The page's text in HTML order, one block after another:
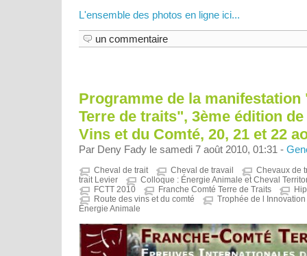
L'ensemble des photos en ligne ici...
un commentaire
Programme de la manifestation
Terre de traits", 3ème édition
Vins et du Comté, 20, 21 et 22
Par Deny Fady le samedi 7 août 2010, 01:31 -
Cheval de trait Cheval de travail
Chevaux de
trait Levier
Colloque : Énergie Animale et Cheval
FCTT 2010
Franche Comté Terre de Traits
Route des vins et du comté
Trophée de l
Energie Animale